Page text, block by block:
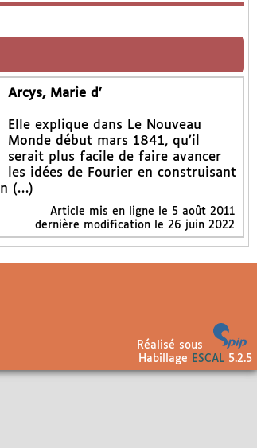
Arcys, Marie d’
Elle explique dans Le Nouveau
Monde début mars 1841, qu’il
serait plus facile de faire avancer
les idées de Fourier en construisant
(…)
Article mis en ligne le 5 août 2011
dernière modification le 26 juin 2022
Réalisé sous
Habillage
ESCAL5.2.5